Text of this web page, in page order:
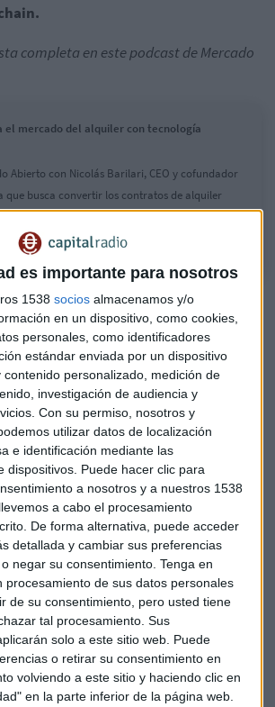
es importante para nosotros
1538 socios almacenamos y/o
en un dispositivo, como cookies,
personales, como identificadores
estándar enviada por un dispositivo
contenido personalizado, medición de
investigación de audiencia y
Con su permiso, nosotros y
utilizar datos de localización
e identificación mediante las
dispositivos. Puede hacer clic para
a nosotros y a nuestros 1538
a cabo el procesamiento
De forma alternativa, puede acceder
detallada y cambiar sus preferencias
negar su consentimiento. Tenga en
procesamiento de sus datos personales
de su consentimiento, pero usted tiene
tal procesamiento. Sus
solo a este sitio web. Puede
o retirar su consentimiento en
volviendo a este sitio y haciendo clic en
en la parte inferior de la página web.
completa en este podcast de Mercado
el mercado del alquiler con tecnología
Abierto con Nicolás Barilari, CEO y cofundador
que busca convertir los contratos de alquiler
inteligentes